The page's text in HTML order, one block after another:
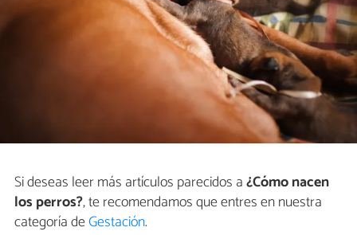
Si deseas leer más artículos parecidos a¿Cómo nacen
los perros?, te recomendamos que entres en nuestra
categoría deGestación.